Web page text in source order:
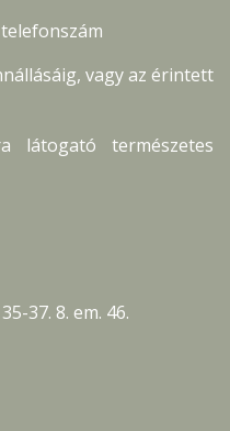
vagy az érintett
látogató természetes
37. 8. em. 46.